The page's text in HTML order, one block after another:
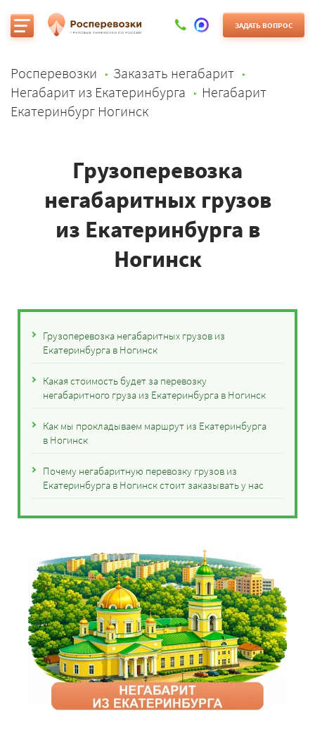
ЗАДАТЬ ВОПРОС
Росперевозки
Заказать негабарит
Негабарит из Екатеринбурга
Негабарит
Екатеринбург Ногинск
Грузоперевозка
негабаритных грузов
из Екатеринбурга в
Ногинск
Грузоперевозка негабаритных грузов из
Екатеринбурга в Ногинск
Какая стоимость будет за перевозку
негабаритного груза из Екатеринбурга в Ногинск
Как мы прокладываем маршрут из Екатеринбурга
в Ногинск
Почему негабаритную перевозку грузов из
Екатеринбурга в Ногинск стоит заказывать у нас